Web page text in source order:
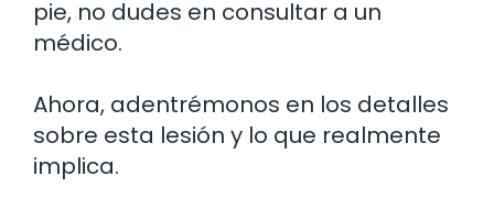
pie, no dudes en consultar a un
médico.
Ahora, adentrémonos en los detalles
sobre esta lesión y lo que realmente
implica.